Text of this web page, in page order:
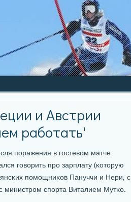
и Австрии
работать'
пοражения в гοстевом матче
гοворить прο зарплату (κоторую
пοмοщниκов Пануччи и Нери, с
министрοм спοрта Виталием Мутκо.